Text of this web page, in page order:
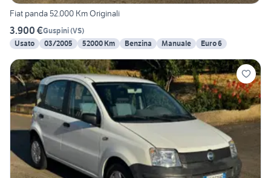
Fiat panda 52.000 Km Originali
3.900 €Guspini(VS)
Usato
03/2005 52000 Km Benzina Manuale Euro 6